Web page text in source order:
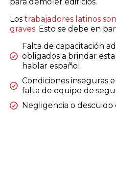
Los trabajadores latinos
graves. Esto se debe en
Falta de capacitación
obligados a brindar
hablar español.
Condiciones inseguras
falta de equipo de
Negligencia o descuido